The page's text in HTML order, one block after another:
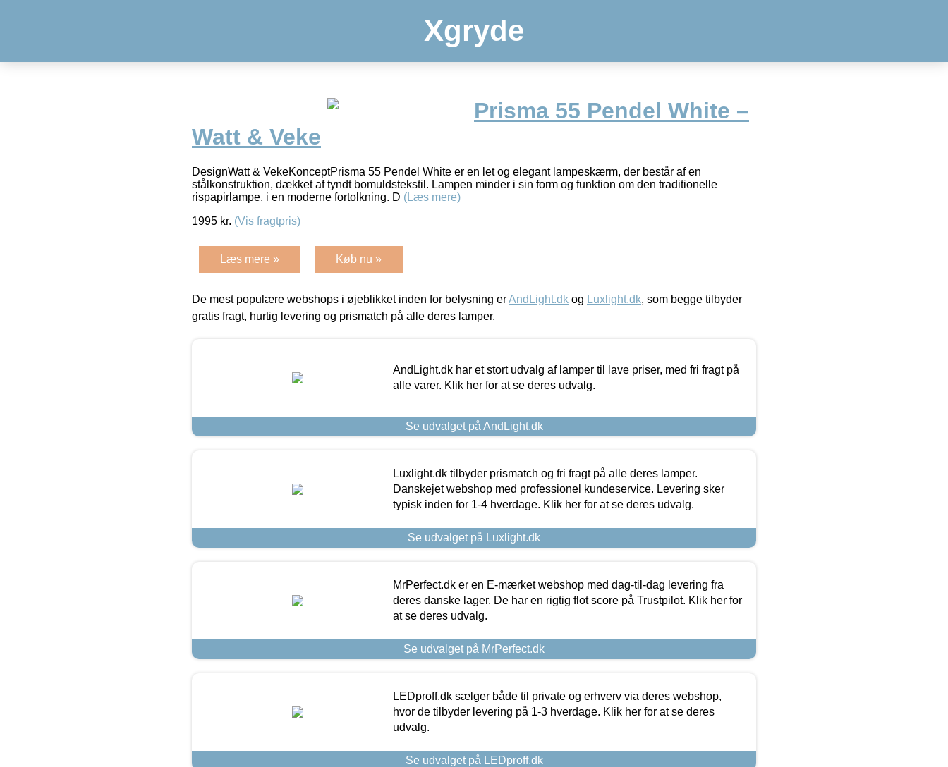
Xgryde
Prisma 55 Pendel White –
Watt & Veke
DesignWatt & VekeKonceptPrisma 55 Pendel White er en let og elegant lampeskærm, der består af en
stålkonstruktion, dækket af tyndt bomuldstekstil. Lampen minder i sin form og funktion om den traditionelle
rispapirlampe, i en moderne fortolkning. D (Læs mere)
1995 kr. (Vis fragtpris)
Læs mere » Køb nu »
De mest populære webshops i øjeblikket inden for belysning erAndLight.dk og Luxlight.dk, som begge tilbyder
gratis fragt, hurtig levering og prismatch på alle deres lamper.
AndLight.dk har et stort udvalg af lamper til lave priser, med fri fragt på
alle varer. Klik her for at se deres udvalg.
Se udvalget på AndLight.dk
Luxlight.dk tilbyder prismatch og fri fragt på alle deres lamper.
Danskejet webshop med professionel kundeservice. Levering sker
typisk inden for 1-4 hverdage. Klik her for at se deres udvalg.
Se udvalget på Luxlight.dk
MrPerfect.dk er en E-mærket webshop med dag-til-dag levering fra
deres danske lager. De har en rigtig flot score på Trustpilot. Klik her for
at se deres udvalg.
Se udvalget på MrPerfect.dk
LEDproff.dk sælger både til private og erhverv via deres webshop,
hvor de tilbyder levering på 1-3 hverdage. Klik her for at se deres
udvalg.
Se udvalget på LEDproff.dk